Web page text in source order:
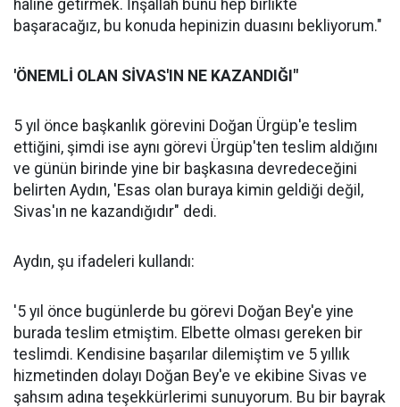
haline getirmek. İnşallah bunu hep birlikte
başaracağız, bu konuda hepinizin duasını bekliyorum."
'ÖNEMLİ OLAN SİVAS'IN NE KAZANDIĞI"
5 yıl önce başkanlık görevini Doğan Ürgüp'e teslim
ettiğini, şimdi ise aynı görevi Ürgüp'ten teslim aldığını
ve günün birinde yine bir başkasına devredeceğini
belirten Aydın, 'Esas olan buraya kimin geldiği değil,
Sivas'ın ne kazandığıdır" dedi.
Aydın, şu ifadeleri kullandı:
'5 yıl önce bugünlerde bu görevi Doğan Bey'e yine
burada teslim etmiştim. Elbette olması gereken bir
teslimdi. Kendisine başarılar dilemiştim ve 5 yıllık
hizmetinden dolayı Doğan Bey'e ve ekibine Sivas ve
şahsım adına teşekkürlerimi sunuyorum. Bu bir bayrak